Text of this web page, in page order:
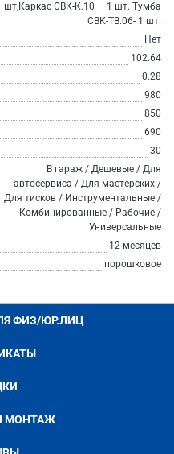
шт,Каркас СВК-К.10 — 1 шт. Тумба
СВК-ТВ.06- 1 шт.
Нет
102.64
0.28
980
850
690
30
В гараж / Дешевые / Для
автосервиса / Для мастерских /
Для тисков / Инструментальные /
Комбинированные / Рабочие /
Универсальные
12 месяцев
порошковое
ФИЗ/ЮР.ЛИЦ
МОНТАЖ